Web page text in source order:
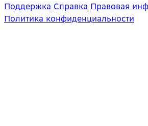
Поддержка Справка Правовая
Политика конфиденциальности